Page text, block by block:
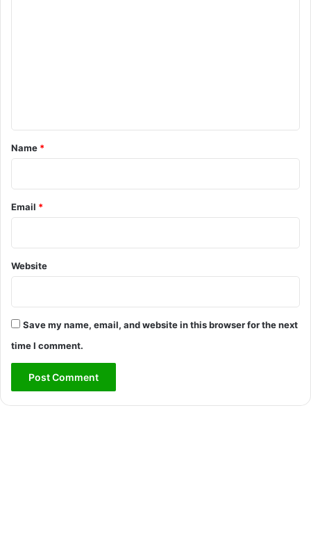
*
Name *
Email *
Website
Save my name, email, and website in this browser for the next
time I comment.